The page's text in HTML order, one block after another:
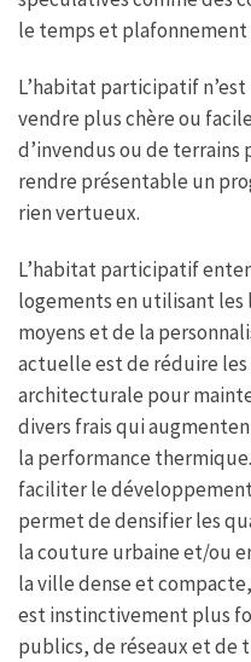
le temps et plafonnement
L’habitat participatif
vendre plus chère ou
d’invendus ou de terrains
rendre présentable un
rien vertueux.
L’habitat participatif
logements en utilisant les
moyens et de la
actuelle est de réduire
architecturale pour
divers frais qui
la performance
faciliter le
permet de densifier les
la couture urbaine et/ou
la ville dense et
est instinctivement plus
publics, de réseaux et de